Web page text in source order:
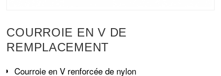
COURROIE EN V DE
REMPLACEMENT
Courroie en V renforcée de nylon